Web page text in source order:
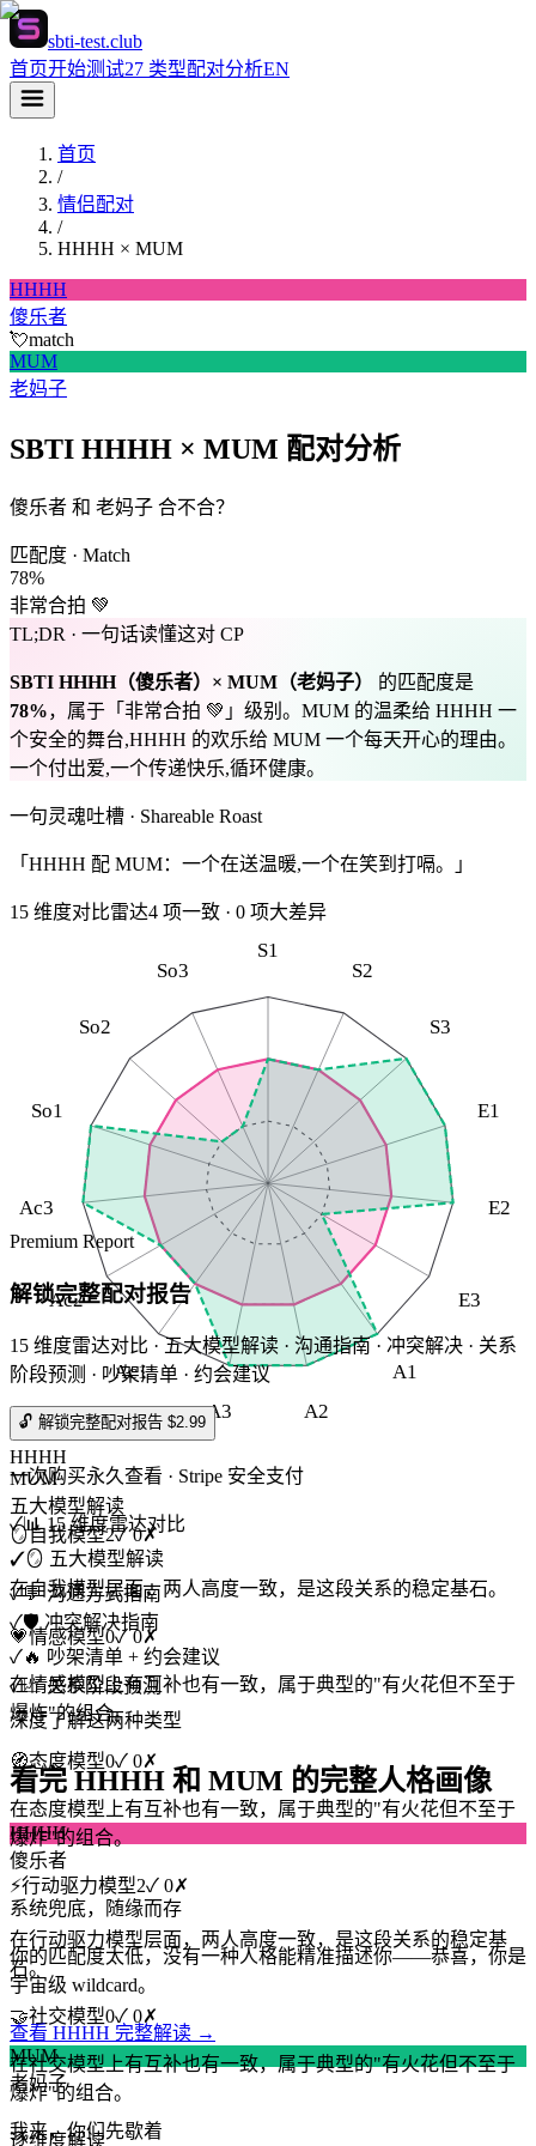
sbti-test.club
首页开始测试27 类型配对分析EN
首页
/
情侣配对
/
HHHH × MUM
HHHH
傻乐者
💘match
MUM
老妈子
SBTI HHHH × MUM 配对分析
傻乐者 和 老妈子 合不合？
匹配度 · Match
78%
非常合拍 💚
TL;DR · 一句话读懂这对 CP
SBTI HHHH（傻乐者）× MUM （老妈子）
的匹配度是
78%，属于「 非常合拍 💚 」级别。 MUM 的温柔给 HHHH 一
个安全的舞台,HHHH 的欢乐给 MUM 一个每天开心的理由。
一个付出爱,一个传递快乐,循环健康。
一句灵魂吐槽 · Shareable Roast
「HHHH 配 MUM：一个在送温暖,一个在笑到打嗝。」
15 维度对比雷达4 项一致 · 0 项大差异
S1
S2
S3
E1
E2
E3
A1
A2
A3
Ac1
Ac2
Ac3
So1
So2
So3
HHHH
MUM
五大模型解读
🪞自我模型2✓0✗
在自我模型层面，两人高度一致，是这段关系的稳定基石。
💗情感模型0✓0✗
在情感模型上有互补也有一致，属于典型的"有火花但不至于
爆炸"的组合。
🧭态度模型0✓ 0✗
在态度模型上有互补也有一致，属于典型的"有火花但不至于
爆炸"的组合。
⚡行动驱力模型2✓ 0✗
在行动驱力模型层面，两人高度一致，是这段关系的稳定基
石。
🤝社交模型0✓ 0✗
在社交模型上有互补也有一致，属于典型的"有火花但不至于
爆炸"的组合。
逐维度解读
Premium Report
解锁完整配对报告
15 维度雷达对比 · 五大模型解读 · 沟通指南 · 冲突解决 · 关系
阶段预测 · 吵架清单 · 约会建议
🔓 解锁完整配对报告 $2.99
一次购买永久查看 · Stripe 安全支付
✓📊 15 维度雷达对比
✓🪞 五大模型解读
✓💬 沟通方式指南
✓🛡️ 冲突解决指南
✓🔥 吵架清单 + 约会建议
✓📈 关系阶段预测
深度了解这两种类型
看完 HHHH 和 MUM 的完整人格画像
HHHH
傻乐者
系统兜底，随缘而存
你的匹配度太低，没有一种人格能精准描述你——恭喜，你是
宇宙级 wildcard。
查看 HHHH 完整解读 →
MUM
老妈子
我来，你们先歇着